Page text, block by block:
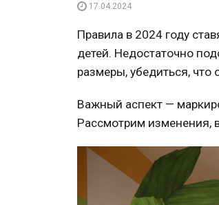
17.04.2024
Правила в 2024 году
детей. Недостаточно
размеры, убедиться,
Важный аспект —
Рассмотрим изменения,